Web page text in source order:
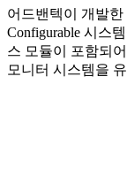
어드밴텍이 개발한
Configurable 시스
스 모듈이 포함되
모니터 시스템을